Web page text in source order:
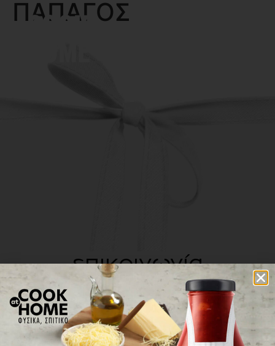
ΠΑΠΑΓΟΣ
επικοινωνία
πού βρίσκω τα προϊόντα
ΕΝΗΜΕΡΩΘΕΙΤΕ ΠΡΩΤΟΙ
ΓΙΑ ΤΑ ΝΕΑ ΜΑΣ